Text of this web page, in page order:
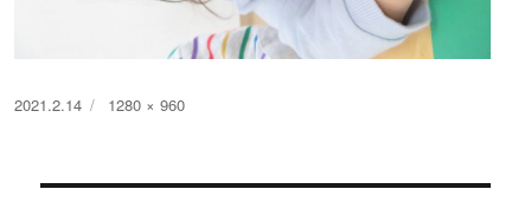
投
2021.2.14
フ
1280 × 960